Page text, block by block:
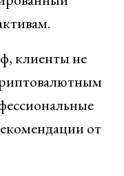
клиенты не
от